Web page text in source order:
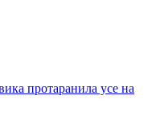
протаранила усе на